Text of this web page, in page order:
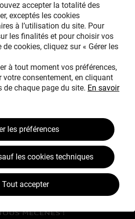
le mécénat
de
MÉCÈNES !
accepter la totalité des
exceptés les cookies
à l’utilisation du site. Pour
les finalités et pour choisir vos
cookies, cliquez sur « Gérer les
à tout moment vos préférences,
votre consentement, en cliquant
de chaque page du site. En savoir
les préférences
les cookies techniques
Tout accepter